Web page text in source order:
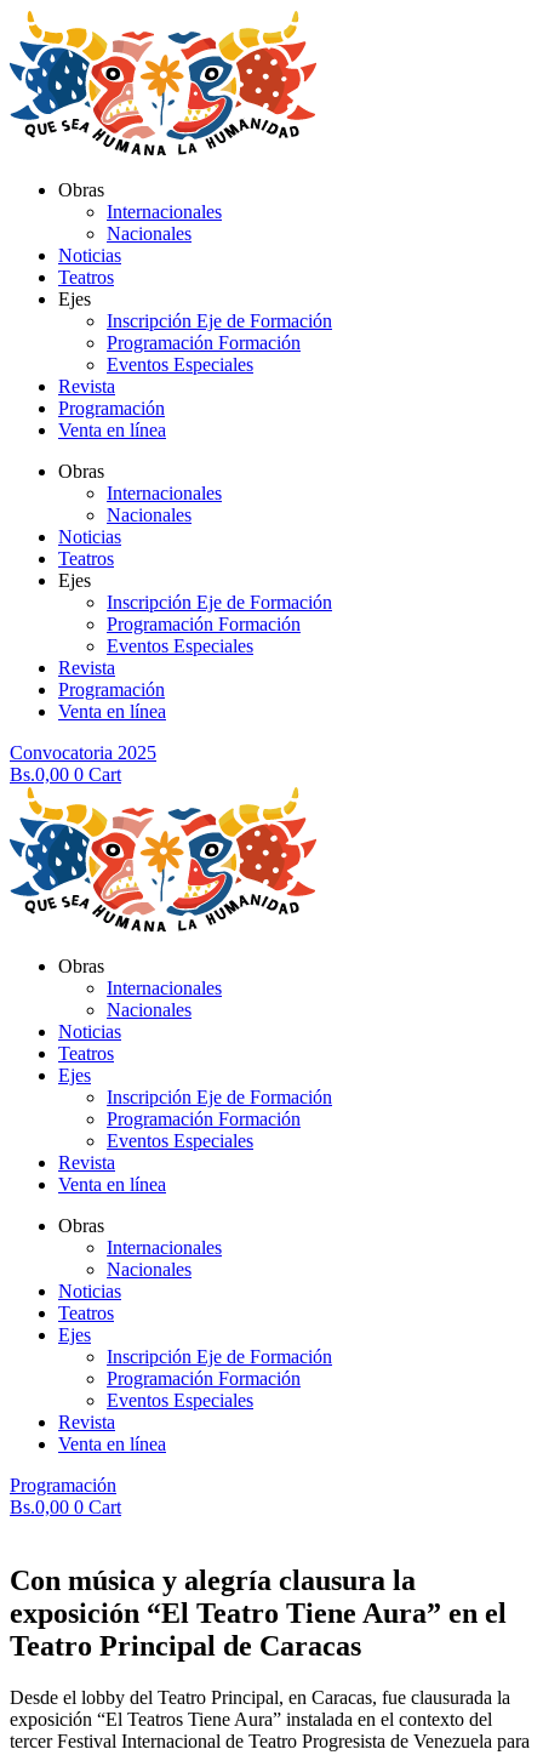
al
contenido
Obras
Internacionales
Nacionales
Noticias
Teatros
Ejes
Inscripción Eje de Formación
Programación Formación
Eventos Especiales
Revista
Programación
Venta en línea
Obras
Internacionales
Nacionales
Noticias
Teatros
Ejes
Inscripción Eje de Formación
Programación Formación
Eventos Especiales
Revista
Programación
Venta en línea
Convocatoria 2025
Bs.0,00 0 Cart
Obras
Internacionales
Nacionales
Noticias
Teatros
Ejes
Inscripción Eje de Formación
Programación Formación
Eventos Especiales
Revista
Venta en línea
Obras
Internacionales
Nacionales
Noticias
Teatros
Ejes
Inscripción Eje de Formación
Programación Formación
Eventos Especiales
Revista
Venta en línea
Programación
Bs.0,00 0 Cart
Con música y alegría clausura la
exposición “El Teatro Tiene Aura” en el
Teatro Principal de Caracas
Desde el lobby del Teatro Principal, en Caracas, fue clausurada la
exposición “El Teatros Tiene Aura” instalada en el contexto del
tercer Festival Internacional de Teatro Progresista de Venezuela para